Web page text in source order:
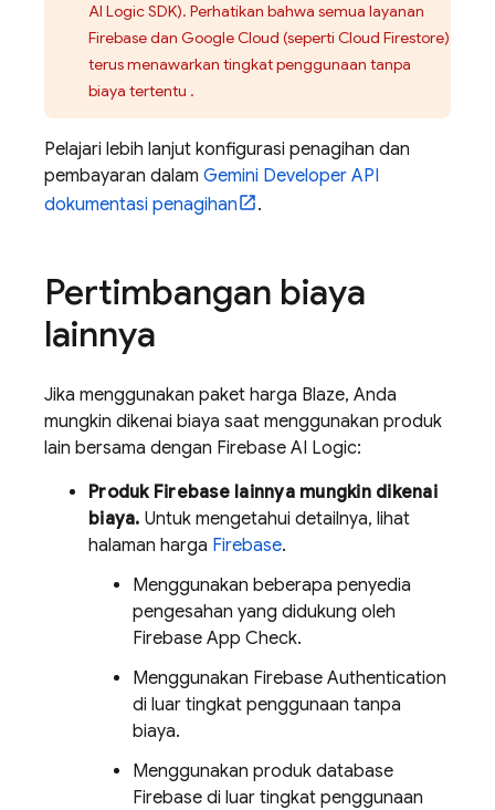
AI LogicSDK). Perhatikan bahwa semua layanan
Firebase dan Google Cloud (seperti Cloud Firestore)
terus menawarkan tingkat penggunaan tanpa
biaya tertentu .
Pelajari lebih lanjut konfigurasi penagihan dan
pembayaran dalam Gemini Developer API
dokumentasi penagihan
.
Pertimbangan biaya
lainnya
Jika menggunakan paket harga Blaze, Anda
mungkin dikenai biaya saat menggunakan produk
lain bersama dengan Firebase AI Logic:
Produk Firebase lainnya mungkin dikenai
biaya. Untuk mengetahui detailnya, lihat
halaman harga Firebase.
Menggunakan beberapa penyedia
pengesahan yang didukung oleh
Firebase App Check.
Menggunakan Firebase Authentication
di luar tingkat penggunaan tanpa
biaya.
Menggunakan produk database
Firebase di luar tingkat penggunaan